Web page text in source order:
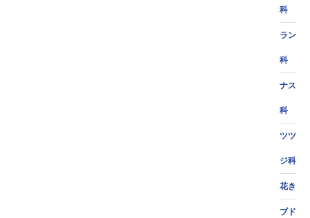
科
ラン
科
ナス
科
ツツ
ジ科
花き
ブド